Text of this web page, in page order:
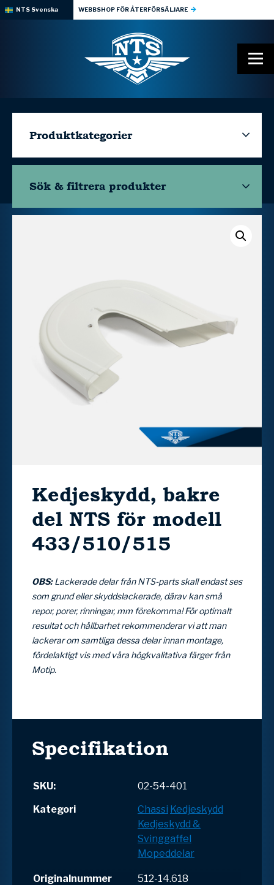
NTS Svenska WEBBSHOP FÖR ÅTERFÖRSÄLJARE
Produktkategorier
Sök & filtrera produkter
Kedjeskydd, bakre
del NTS för modell
433/510/515
OBS:Lackerade delar från NTS-parts skall endast ses
som grundeller skyddslackerade, därav kan små
repor, porer, rinningar, mm förekomma!För optimalt
resultat och hållbarhet rekommenderar vi att man
lackerarom samtliga dessa delar innan montage,
fördelaktigt vis med våra högkvalitativa färger från
Motip.
Specifikation
SKU:
02-54-401
Kategori
Chassi Kedjeskydd
Kedjeskydd &
Svinggaffel
Mopeddelar
Originalnummer
512-14.618